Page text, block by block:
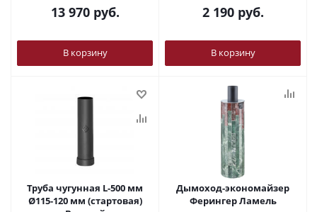
13 970руб.
В корзину
2 190руб.
В корзину
Труба чугунная L-500 мм
Ø115-120 мм (стартовая)
Дымоход-экономайзер
Ферингер Ламель